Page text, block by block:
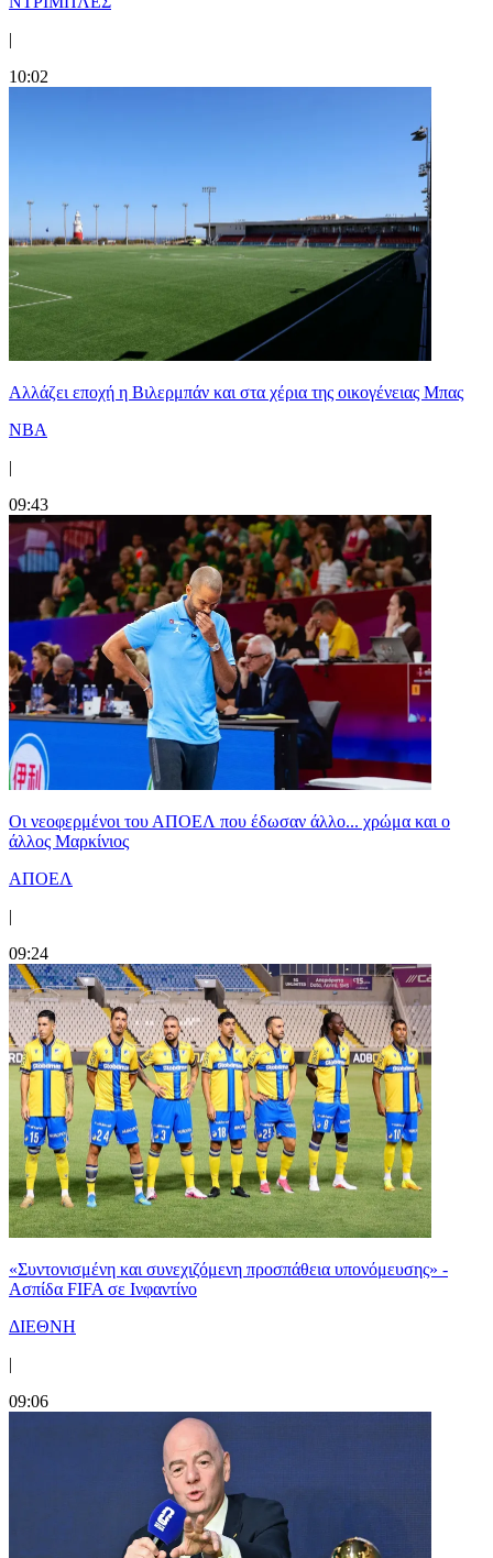
|
10:02
Aλλάζει εποχή η Βιλερμπάν και στα χέρια της οικογένειας Μπας
NBA
|
09:43
Οι νεοφερμένοι του ΑΠΟΕΛ που έδωσαν άλλο... χρώμα και ο
άλλος Μαρκίνιος
ΑΠΟΕΛ
|
09:24
«Συντονισμένη και συνεχιζόμενη προσπάθεια υπονόμευσης» -
Ασπίδα FIFA σε Ινφαντίνο
ΔΙΕΘΝΗ
|
09:06